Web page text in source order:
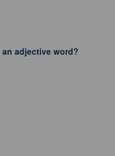
adjective word?